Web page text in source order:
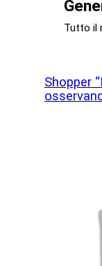
Tutto il
Shopper